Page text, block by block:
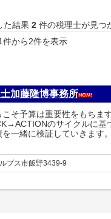
た結果 2 件の税理士が見つ
から2件を表示
加藤隆博事務所
そ予算は重要性をもちます
のサイクルに基
を一緒に検証していきます
プス市飯野3439-9